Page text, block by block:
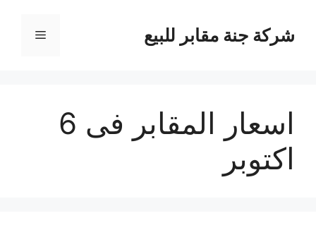
المحتوىشركة جنة مقابر للبيع القائمة
اسعار المقابر فى 6
اكتوبر